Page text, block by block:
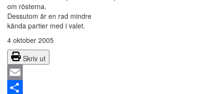
om rösterna.
Dessutom är en rad mindre
kända partier med i valet.
4 oktober 2005
Skriv ut
Email